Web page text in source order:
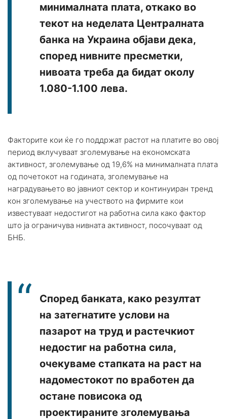
минималната плата, откако во
текот на неделата Централната
банка на Украина објави дека,
според нивните пресметки,
нивоата треба да бидат околу
1.080-1.100 лева.
Факторите кои ќе го поддржат растот на платите во овој
период вклучуваат зголемување на економската
активност, зголемување од 19,6% на минималната плата
од почетокот на годината, зголемување на
наградувањето во јавниот сектор и континуиран тренд
кон зголемување на учеството на фирмите кои
известуваат недостигот на работна сила како фактор
што ја ограничува нивната активност, посочуваат од
БНБ.
Според банката, како резултат
на затегнатите услови на
пазарот на труд и растечкиот
недостиг на работна сила,
очекуваме стапката на раст на
надоместокот по вработен да
остане повисока од
проектираните зголемувања